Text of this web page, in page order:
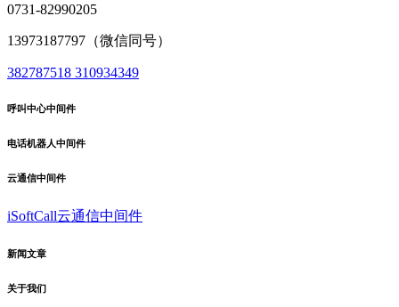
0731-82990205
13973187797（微信同号）
382787518 310934349
呼叫中心中间件
电话机器人中间件
云通信中间件
iSoftCall云通信中间件
新闻文章
关于我们